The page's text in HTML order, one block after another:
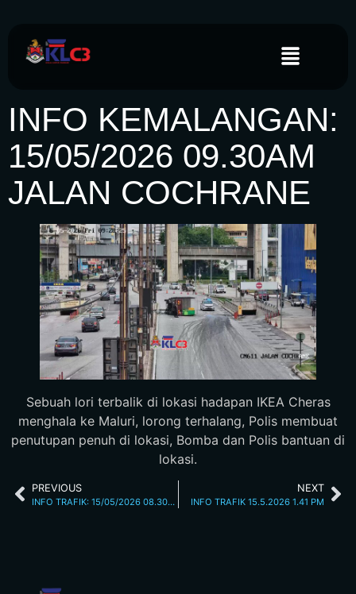
INFO KEMALANGAN:
15/05/2026 09.30AM
JALAN COCHRANE
Sebuah lori terbalik di lokasi hadapan IKEA Cheras
menghala ke Maluri, lorong terhalang, Polis membuat
penutupan penuh di lokasi, Bomba dan Polis bantuan di
lokasi.
PREVIOUS
INFO TRAFIK: 15/05/2026 08.30AM
NEXT
INFO TRAFIK 15.5.2026 1.41 PM